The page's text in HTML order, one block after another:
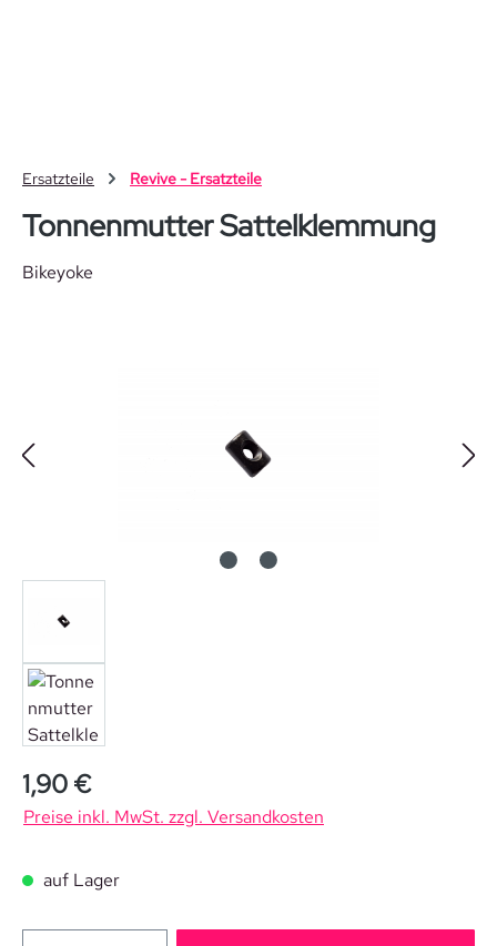
Zum Hauptinhalt springen
Ersatzteile Revive - Ersatzteile
Tonnenmutter Sattelklemmung
Bikeyoke
Regulärer Preis:
1,90 €
Preise inkl. MwSt. zzgl. Versandkosten
auf Lager